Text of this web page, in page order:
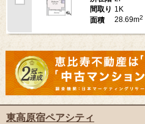
間取り 1K
面積
28.69m2
東高原宿ペアシティ